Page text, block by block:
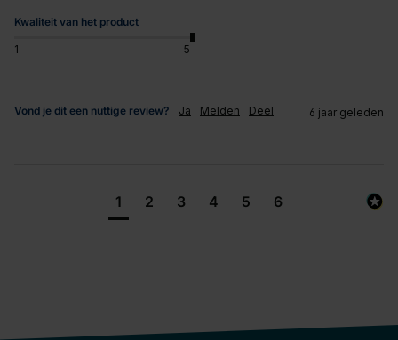
Kwaliteit van het product
1 5
Vond je dit een nuttige review? Ja Melden Deel 6 jaar geleden
1 2 3 4 5 6